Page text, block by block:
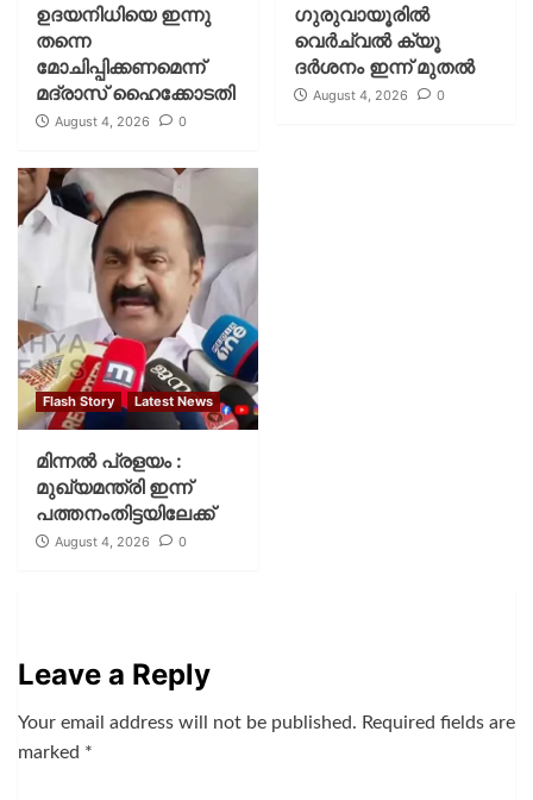
ഉദയനിധിയെ ഇന്നു
തന്നെ
മോചിപ്പിക്കണമെന്ന്
മദ്രാസ് ഹൈക്കോടതി
August 4, 2026 0
ഗുരുവായൂരില്‍
വെര്‍ച്വല്‍ ക്യൂ
ദര്‍ശനം ഇന്ന് മുതല്‍
August 4, 2026 0
Flash Story Latest News
മിന്നല്‍ പ്രളയം :
മുഖ്യമന്ത്രി ഇന്ന്
പത്തനംതിട്ടയിലേക്ക്
August 4, 2026 0
Leave a Reply
Your email address will not be published. Required fields are
marked *